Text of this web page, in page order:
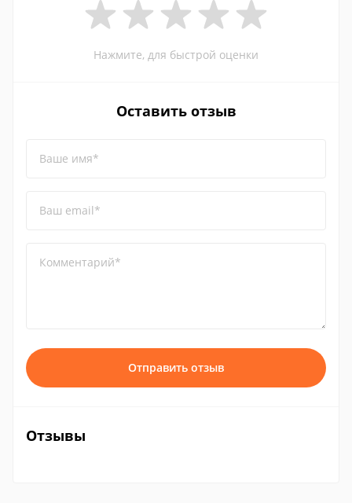
Нажмите, для быстрой оценки
Оставить отзыв
Ваше имя*
Ваш email*
Комментарий*
Отправить отзыв
Отзывы